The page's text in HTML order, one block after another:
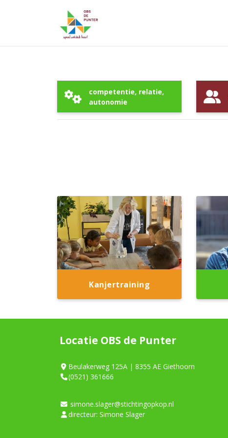
competentie, relatie,
autonomie
Kanjertraining
Locatie OBS de Punter
Beulakerweg 125A | 8355 AE Giethoorn
(0521) 361666
simone.slager@stichtingopkop.nl
directeur: Simone Slager